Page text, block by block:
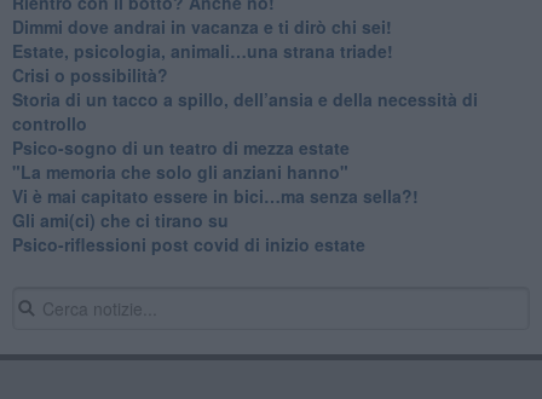
Dimmi dove andrai in vacanza e ti dirò chi sei!
​Estate, psicologia, animali…una strana triade!
​Crisi o possibilità?
​Storia di un tacco a spillo, dell’ansia e della necessità di
controllo
​Psico-sogno di un teatro di mezza estate
"La memoria che solo gli anziani hanno"
​Vi è mai capitato essere in bici…ma senza sella?!
​Gli ami(ci) che ci tirano su
Psico-riflessioni post covid di inizio estate